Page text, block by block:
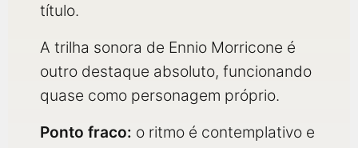
título.
A trilha sonora de Ennio Morricone é
outro destaque absoluto, funcionando
quase como personagem próprio.
Ponto fraco: o ritmo é contemplativo e